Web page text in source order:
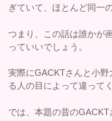
ぎていて、ほとんど同一
つまり、この話は誰かが
っていいでしょう。
実際にGACKTさんと小
る人の目によって違って
では、本題の昔の